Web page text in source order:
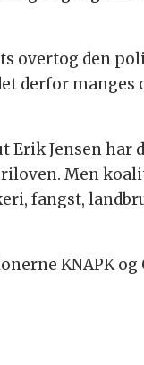
overtog den
derfor
Jensen
Men
fangst,
KNAPK og